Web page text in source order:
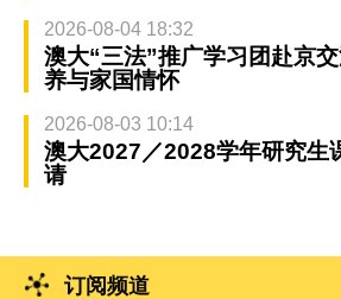
2026-08-04 18:32
澳大“三法”推广学习团赴京
养与家国情怀
2026-08-03 10:14
澳大2027／2028学年研究生
请
订阅频道